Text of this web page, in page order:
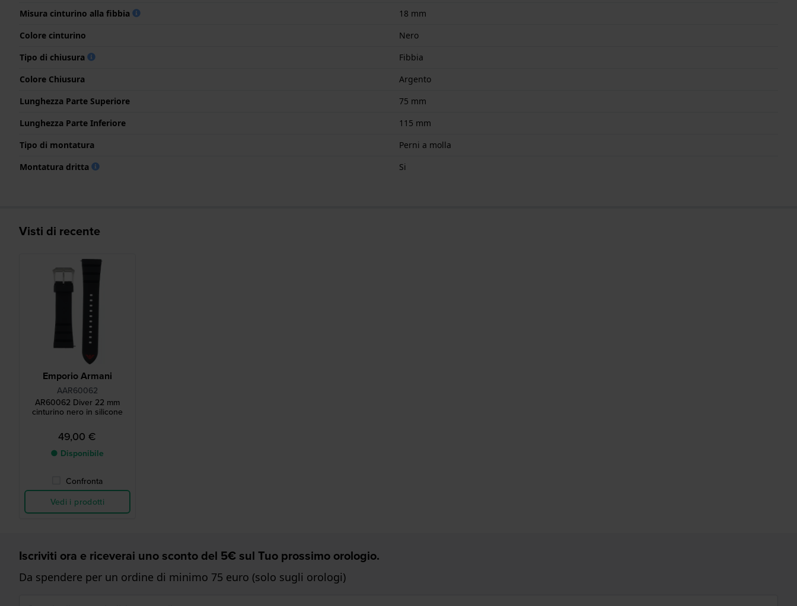
Misura cinturino alla fibbia
18 mm
Colore cinturino
Nero
Tipo di chiusura
Fibbia
Colore Chiusura
Argento
Lunghezza Parte Superiore
75 mm
Lunghezza Parte Inferiore
115 mm
Tipo di montatura
Perni a molla
Montatura dritta
Si
Visti di recente
Emporio Armani
AAR60062
AR60062 Diver 22 mm
cinturino nero in silicone
49,00 €
● Disponibile
Confronta
Vedi i prodotti
Iscriviti ora e riceverai uno sconto del 5€ sul Tuo prossimo orologio.
Da spendere per un ordine di minimo 75 euro (solo sugli orologi)